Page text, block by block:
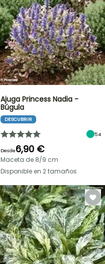
Ajuga Princess Nadia -
Búgula
DESCUBRIR
54
Desde6,90 €
Maceta de 8/9 cm
Disponible en 2 tamaños